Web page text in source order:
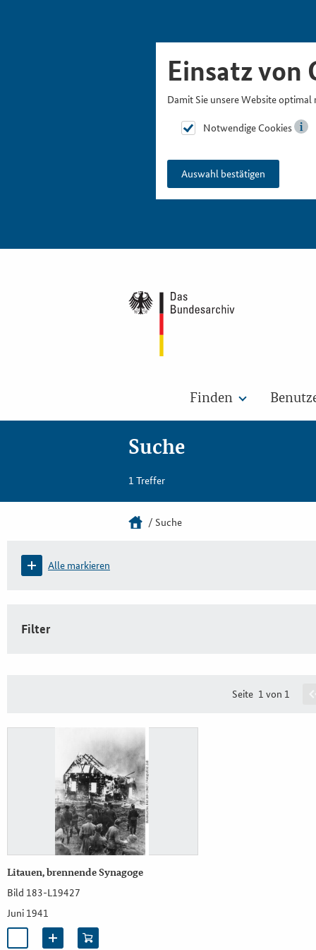
Einsatz von
Damit Sie unsere Website
Notwendige Cookies
Auswahl bestätigen
Finden
Suche
1 Treffer
Suche
Alle markieren
Filter
Seite 1 von 1
Litauen, brennende Synagoge
Bild 183-L19427
Juni 1941